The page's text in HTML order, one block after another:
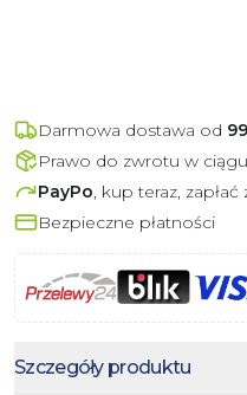
Darmowa dostawa od 99
Prawo do zwrotu w ciągu
PayPo, kup teraz, zapłać
Bezpieczne płatności
Szczegóły produktu